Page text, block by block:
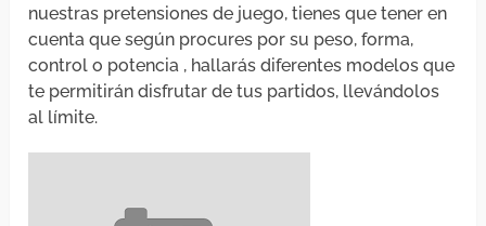
nuestras pretensiones de juego, tienes que tener en
cuenta que según procures por su peso, forma,
control o potencia , hallarás diferentes modelos que
te permitirán disfrutar de tus partidos, llevándolos
al límite.